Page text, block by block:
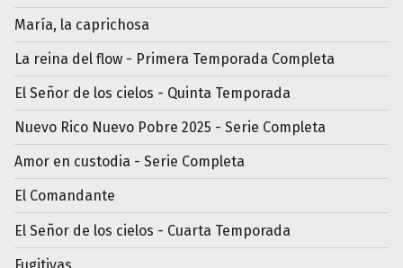
María, la caprichosa
La reina del flow - Primera Temporada Completa
El Señor de los cielos - Quinta Temporada
Nuevo Rico Nuevo Pobre 2025 - Serie Completa
Amor en custodia - Serie Completa
El Comandante
El Señor de los cielos - Cuarta Temporada